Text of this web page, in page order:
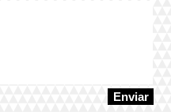
Enviar